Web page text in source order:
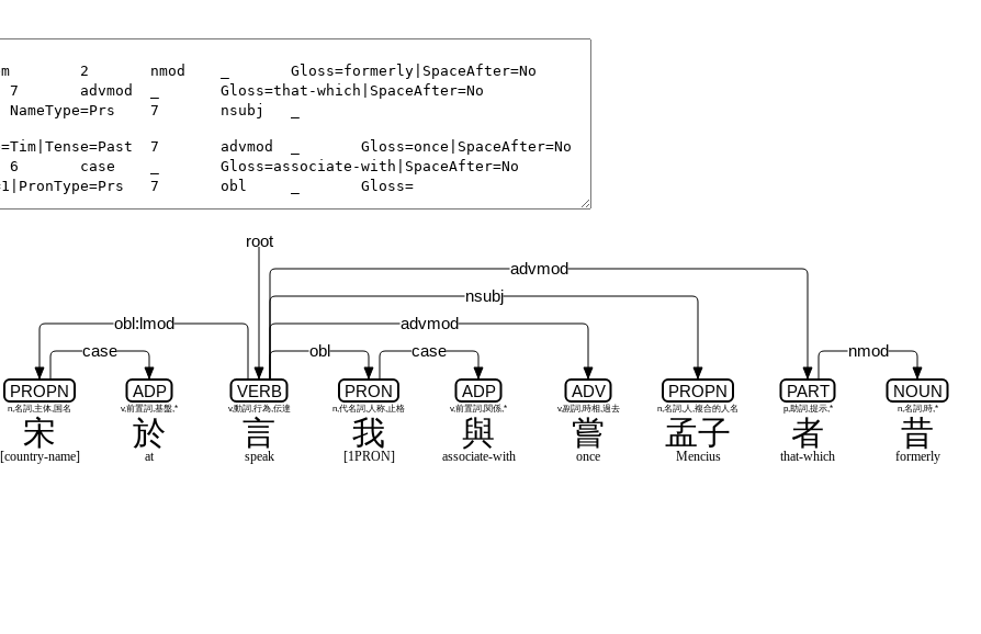
NOUN
n,名詞,時,*
昔
formerly
PART
p,助詞,提示,*
者
that-which
PROPN
n,名詞,人,複合的人名
孟子
Mencius
ADV
v,副詞,時相,過去
嘗
once
ADP
v,前置詞,関係,*
與
associate-with
PRON
n,代名詞,人称,止格
我
[1PRON]
VERB
v,動詞,行為,伝達
言
speak
ADP
v,前置詞,基盤,*
於
at
PROPN
n,名詞,主体,国名
宋
[country-name]
nmod
advmod
nsubj
advmod
case
obl
root
case
obl:lmod